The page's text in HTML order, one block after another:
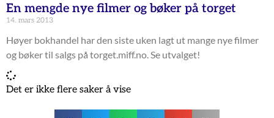
En mengde nye filmer og bøker på torget
14. mars 2013
Høyer bokhandel har den siste uken lagt ut mange nye filmer
og bøker til salgs på torget.miff.no. Se utvalget!
Det er ikke flere saker å vise